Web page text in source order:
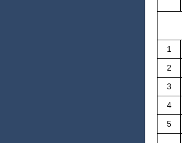
1
2
3
4
5